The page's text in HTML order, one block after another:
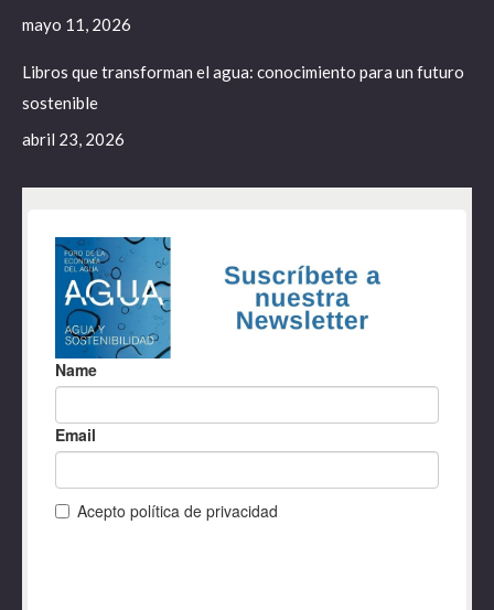
mayo 11, 2026
Libros que transforman el agua: conocimiento para un futuro
sostenible
abril 23, 2026